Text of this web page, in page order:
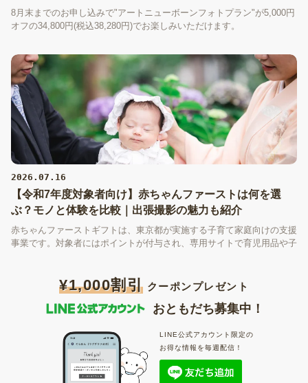
8月末までのお申し込みで"アートニューボーンフォトプラン"が5,000円
オフの34,800円(税込38,280円)でお楽しみいただけます。
2026.07.16
【令和7年度対象者向け】赤ちゃんファーストは何を選
ぶ？モノと体験を比較｜出張撮影の魅力も紹介
赤ちゃんファーストギフトは、東京都が実施する子育て家庭向けの支援
事業です。対象者にはポイントが付与され、専用サイトで育児用品や子
験の違いを比較しながら、赤ちゃんファーストギフトの選び方と、選択
肢の一つである出張撮影の魅力を紹介します。
¥1,000割引 クーポンプレゼント
おともだち募集中！
LINE公式アカウント限定の
お得な情報を毎週配信！